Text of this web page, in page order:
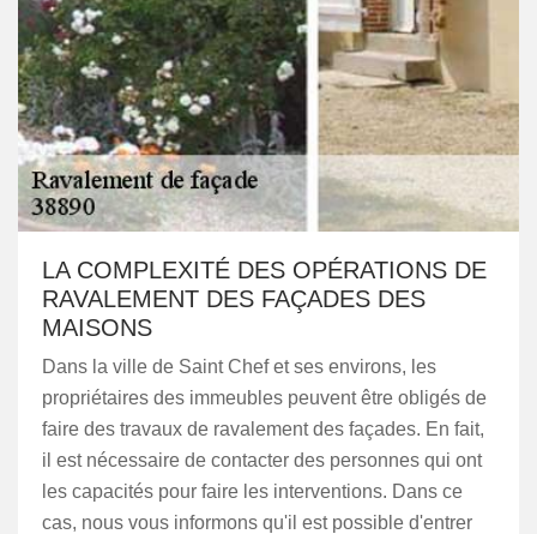
LA COMPLEXITÉ DES OPÉRATIONS DE
RAVALEMENT DES FAÇADES DES
MAISONS
Dans la ville de Saint Chef et ses environs, les
propriétaires des immeubles peuvent être obligés de
faire des travaux de ravalement des façades. En fait,
il est nécessaire de contacter des personnes qui ont
les capacités pour faire les interventions. Dans ce
cas, nous vous informons qu'il est possible d'entrer